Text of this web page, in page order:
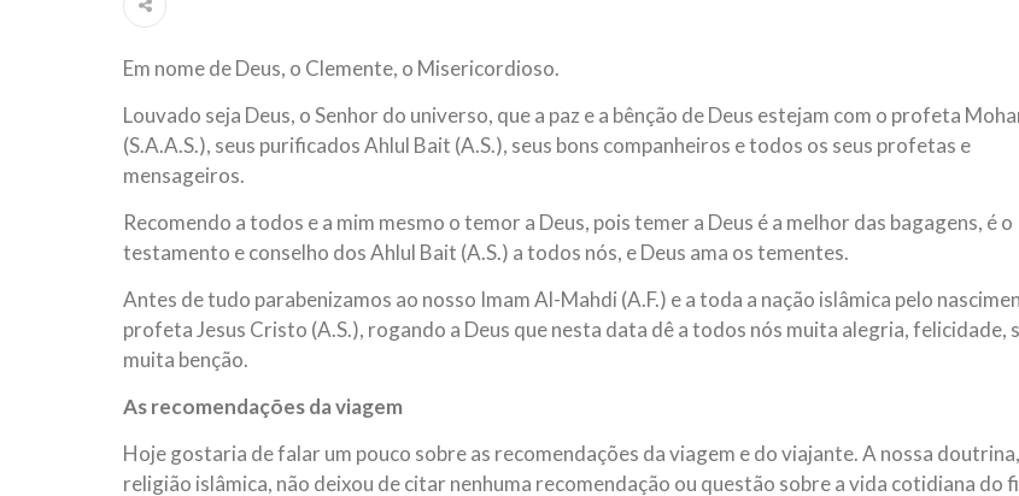
Hejrita. Desejamos a
10 DE NOVEMBRO DE 2013
Em nome de Deus, o Clemente, o Misericordioso! Diante da data em que
relembramos o martírio do quarto Imam dos muçulmanos, o Imam Ali Ibn Al-
Hussein Ibn Ali Ibn Abi Táleb (A.S.), conhecido por “Zein Al-Ábidin” (Formosura
Centro Islâmico
Relações
Na noite da quinta-
sede, em São Paulo, o
do Irã, Sr. Kamal
Em nome de Deus, o Clemente, o Misericordioso.
Louvado seja Deus, o Senhor do universo, que a paz e a bênção de Deus estejam com o profeta
(S.A.A.S.), seus purificados Ahlul Bait (A.S.), seus bons companheiros e todos os seus profetas e
mensageiros.
Recomendo a todos e a mim mesmo o temor a Deus, pois temer a Deus é a melhor das bagagens, é o
testamento e conselho dos Ahlul Bait (A.S.) a todos nós, e Deus ama os tementes.
Antes de tudo parabenizamos ao nosso Imam Al-Mahdi (A.F.) e a toda a nação islâmica pelo
profeta Jesus Cristo (A.S.), rogando a Deus que nesta data dê a todos nós muita alegria, felicidade,
muita benção.
As recomendações da viagem
Hoje gostaria de falar um pouco sobre as recomendações da viagem e do viajante. A nossa
religião islâmica, não deixou de citar nenhuma recomendação ou questão sobre a vida cotidiana do